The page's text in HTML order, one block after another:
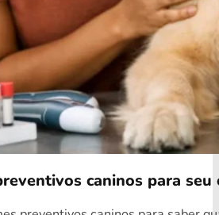
caninos para seu